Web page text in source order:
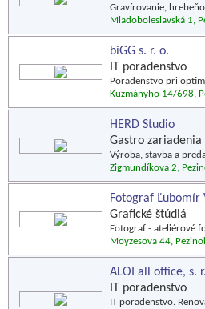
Gravírovanie,
Mladoboleslavská 1,
biGG s. r. o.
IT poradenstvo
Poradenstvo pri
Kuzmányho 14/698,
HERD Studio
Gastro zariadenia
Výroba, stavba a
Zigmundíkova 2,
Fotograf Ľubomír
Grafické štúdiá
Fotograf - ateliérové
Moyzesova 44,
ALOI all office, s.
IT poradenstvo
IT poradenstvo.